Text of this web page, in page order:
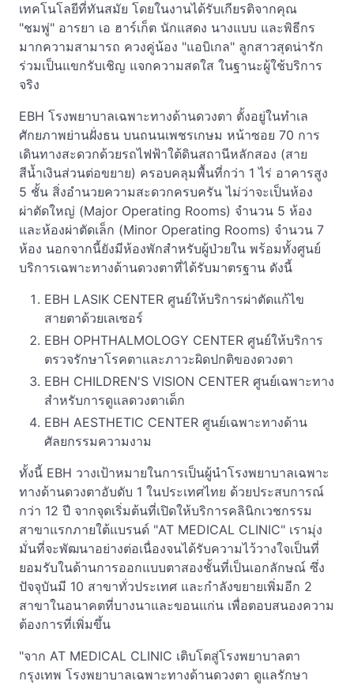
เทคโนโลยีที่ทันสมัย โดยในงานได้รับเกียรติจากคุณ
"ชมพู่" อารยา เอ ฮาร์เก็ต นักแสดง นางแบบ และพิธีกร
มากความสามารถ ควงคู่น้อง "แอบิเกล" ลูกสาวสุดน่ารัก
ร่วมเป็นแขกรับเชิญ แจกความสดใส ในฐานะผู้ใช้บริการ
จริง
EBH โรงพยาบาลเฉพาะทางด้านดวงตา ตั้งอยู่ในทำเล
ศักยภาพย่านฝั่งธน บนถนนเพชรเกษม หน้าซอย 70 การ
เดินทางสะดวกด้วยรถไฟฟ้าใต้ดินสถานีหลักสอง (สาย
สีน้ำเงินส่วนต่อขยาย) ครอบคลุมพื้นที่กว่า 1 ไร่ อาคารสูง
5 ชั้น สิ่งอำนวยความสะดวกครบครัน ไม่ว่าจะเป็นห้อง
ผ่าตัดใหญ่ (Major Operating Rooms) จำนวน 5 ห้อง
และห้องผ่าตัดเล็ก (Minor Operating Rooms) จำนวน 7
ห้อง นอกจากนี้ยังมีห้องพักสำหรับผู้ป่วยใน พร้อมทั้งศูนย์
บริการเฉพาะทางด้านดวงตาที่ได้รับมาตรฐาน ดังนี้
EBH LASIK CENTER ศูนย์ให้บริการผ่าตัดแก้ไข
สายตาด้วยเลเซอร์
EBH OPHTHALMOLOGY CENTER ศูนย์ให้บริการ
ตรวจรักษาโรคตาและภาวะผิดปกติของดวงตา
EBH CHILDREN'S VISION CENTER ศูนย์เฉพาะทาง
สำหรับการดูแลดวงตาเด็ก
EBH AESTHETIC CENTER ศูนย์เฉพาะทางด้าน
ศัลยกรรมความงาม
ทั้งนี้ EBH วางเป้าหมายในการเป็นผู้นำโรงพยาบาลเฉพาะ
ทางด้านดวงตาอับดับ 1 ในประเทศไทย ด้วยประสบการณ์
กว่า 12 ปี จากจุดเริ่มต้นที่เปิดให้บริการคลินิกเวชกรรม
สาขาแรกภายใต้แบรนด์ "AT MEDICAL CLINIC" เรามุ่ง
มั่นที่จะพัฒนาอย่างต่อเนื่องจนได้รับความไว้วางใจเป็นที่
ยอมรับในด้านการออกแบบตาสองชั้นที่เป็นเอกลักษณ์ ซึ่ง
ปัจจุบันมี 10 สาขาทั่วประเทศ และกำลังขยายเพิ่มอีก 2
สาขาในอนาคตที่บางนาและขอนแก่น เพื่อตอบสนองความ
ต้องการที่เพิ่มขึ้น
"จาก AT MEDICAL CLINIC เติบโตสู่โรงพยาบาลตา
กรุงเทพ โรงพยาบาลเฉพาะทางด้านดวงตา ดูแลรักษา